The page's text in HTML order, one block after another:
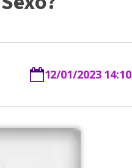
12/01/2023 14:10